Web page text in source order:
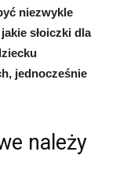
niezwykle
słoiczki dla
jednocześnie
należy